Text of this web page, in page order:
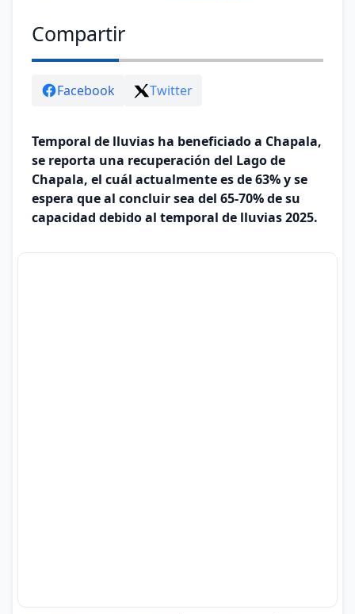
Compartir
Facebook Twitter
Temporal de lluvias ha beneficiado a Chapala,
se reporta una recuperación del Lago de
Chapala, el cuál actualmente es de 63% y se
espera que al concluir sea del 65-70% de su
capacidad debido al temporal de lluvias 2025.